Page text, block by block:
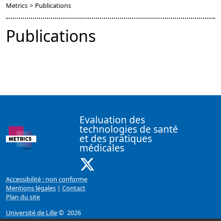
Metrics > Publications
Publications
Evaluation des
technologies de santé
et des pratiques
médicales
Accessibilité : non conforme
Mentions légales | Contact
Plan du site
Université de Lille© 2026